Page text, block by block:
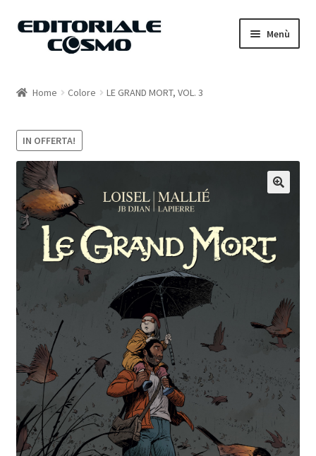
Vai
Vai
Menù
Carrello
Il mio account
Home Colore LE GRAND MORT, VOL. 3
IN OFFERTA!